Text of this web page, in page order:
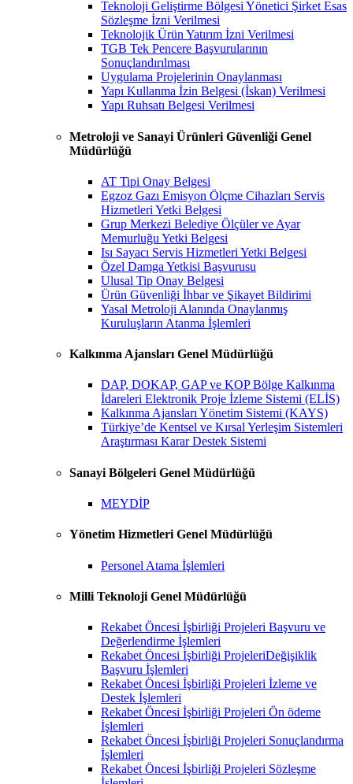
Teknoloji Geliştirme Bölgesi Yönetici Şirket Esas
Sözleşme İzni Verilmesi
Teknolojik Ürün Yatırım İzni Verilmesi
TGB Tek Pencere Başvurularının
Sonuçlandırılması
Uygulama Projelerinin Onaylanması
Yapı Kullanma İzin Belgesi (İskan) Verilmesi
Yapı Ruhsatı Belgesi Verilmesi
Metroloji ve Sanayi Ürünleri Güvenliği Genel
Müdürlüğü
AT Tipi Onay Belgesi
Egzoz Gazı Emisyon Ölçme Cihazları Servis
Hizmetleri Yetki Belgesi
Grup Merkezi Belediye Ölçüler ve Ayar
Memurluğu Yetki Belgesi
Isı Sayacı Servis Hizmetleri Yetki Belgesi
Özel Damga Yetkisi Başvurusu
Ulusal Tip Onay Belgesi
Ürün Güvenliği İhbar ve Şikayet Bildirimi
Yasal Metroloji Alanında Onaylanmış
Kuruluşların Atanma İşlemleri
Kalkınma Ajansları Genel Müdürlüğü
DAP, DOKAP, GAP ve KOP Bölge Kalkınma
İdareleri Elektronik Proje İzleme Sistemi (ELİS)
Kalkınma Ajansları Yönetim Sistemi (KAYS)
Türkiye’de Kentsel ve Kırsal Yerleşim Sistemleri
Araştırması Karar Destek Sistemi
Sanayi Bölgeleri Genel Müdürlüğü
MEYDİP
Yönetim Hizmetleri Genel Müdürlüğü
Personel Atama İşlemleri
Milli Teknoloji Genel Müdürlüğü
Rekabet Öncesi İşbirliği Projeleri Başvuru ve
Değerlendirme İşlemleri
Rekabet Öncesi İşbirliği ProjeleriDeğişiklik
Başvuru İşlemleri
Rekabet Öncesi İşbirliği Projeleri İzleme ve
Destek İşlemleri
Rekabet Öncesi İşbirliği Projeleri Ön ödeme
İşlemleri
Rekabet Öncesi İşbirliği Projeleri Sonuçlandırma
İşlemleri
Rekabet Öncesi İşbirliği Projeleri Sözleşme